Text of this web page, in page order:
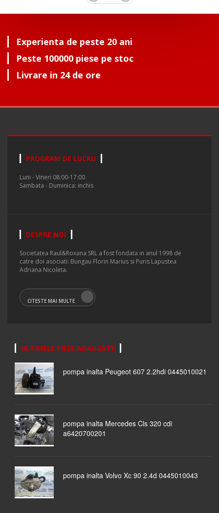
Experienta de peste 20 ani
Peste 100000 piese pe stoc
Livrare in 24 de ore
PROGRAM DE LUCRU
Luni - Vineri 08:00-17:00
Sambata - Duminica: inchis
DESPRE NOI
Societatea Raul&Roxana SRL a fost fondata in anul 1998 de
catre doi asociati: Bungau Florin Marius si Puris Lapustea
Adriana Nicoleta.
CITESTE MAI MULTE
ULTIMELE PIESE ADAUGATE
pompa inalta Peugeot 607 2.2hdi 0445010021
pompa inalta Mercedes Cls 320 cdi
a6420700201
pompa inalta Volvo Xc 90 2.4d 0445010043